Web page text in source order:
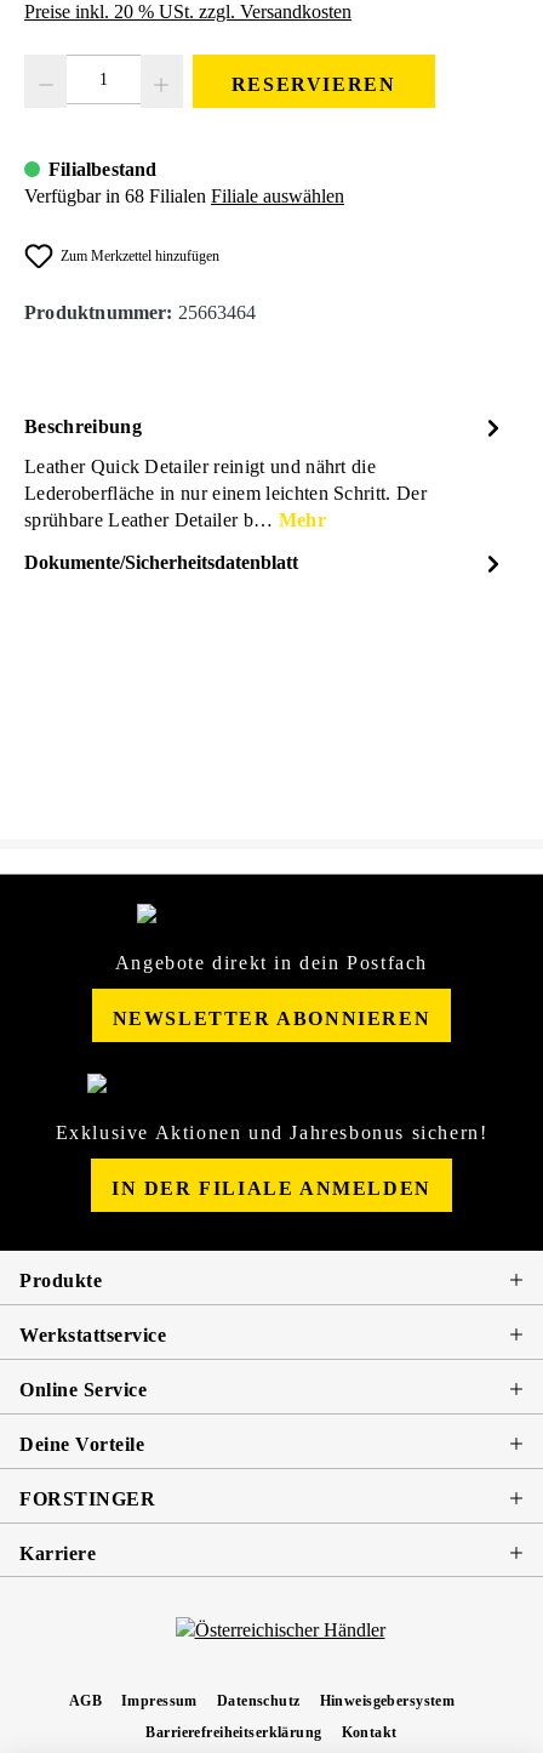
Preise inkl. 20 % USt. zzgl. Versandkosten
RESERVIEREN
Filialbestand
Verfügbar in 68 Filialen Filiale auswählen
Zum Merkzettel hinzufügen
Produktnummer: 25663464
Beschreibung
Leather Quick Detailer reinigt und nährt die
Lederoberfläche in nur einem leichten Schritt. Der
sprühbare Leather Detailer b… Mehr
Dokumente/Sicherheitsdatenblatt
Angebote direkt in dein Postfach
NEWSLETTER ABONNIEREN
Exklusive Aktionen und Jahresbonus sichern!
IN DER FILIALE ANMELDEN
Produkte
Werkstattservice
Online Service
Deine Vorteile
FORSTINGER
Karriere
AGB Impressum Datenschutz
Hinweisgebersystem
Barrierefreiheitserklärung
Kontakt